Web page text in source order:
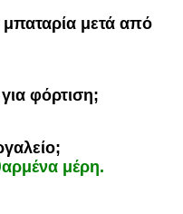
μπαταρία μετά από
φόρτιση;
μέρη.